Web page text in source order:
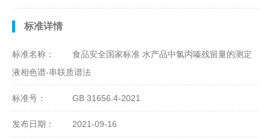
标准详情
标准名称：
食品安全国家标准 水产品中氯丙嗪残留量的测定
液相色谱-串联质谱法
标准号： GB 31656.4-2021
发布日期： 2021-09-16